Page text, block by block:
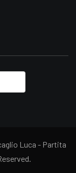
Luca - Partita